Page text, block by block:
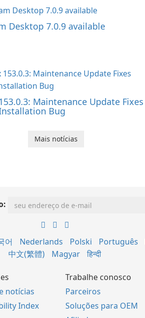
Desktop 7.0.9 available
Maintenance Update Fixes
Bug
Mais notícias
어 Nederlands Polski Português
中文(繁體)
Magyar हिन्दी
notícias
Index
Trabalhe conosco
Parceiros
Soluções para OEM